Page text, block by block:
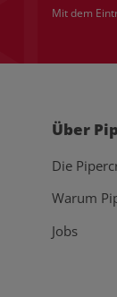
Mit dem
Über
Die
Warum
Jobs